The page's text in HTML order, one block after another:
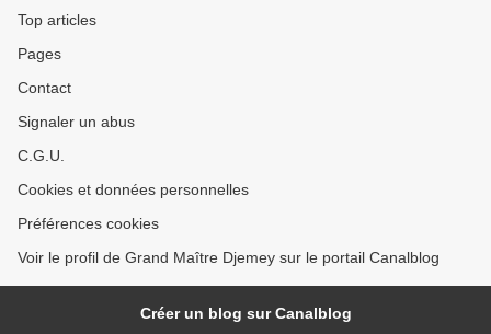
Top articles
Pages
Contact
Signaler un abus
C.G.U.
Cookies et données personnelles
Préférences cookies
Voir le profil de Grand Maître Djemey sur le portail Canalblog
Créer un blog sur Canalblog